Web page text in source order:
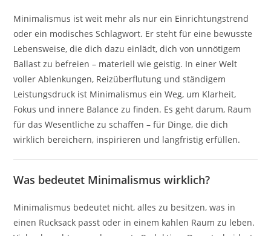
Minimalismus ist weit mehr als nur ein Einrichtungstrend
oder ein modisches Schlagwort. Er steht für eine bewusste
Lebensweise, die dich dazu einlädt, dich von unnötigem
Ballast zu befreien – materiell wie geistig. In einer Welt
voller Ablenkungen, Reizüberflutung und ständigem
Leistungsdruck ist Minimalismus ein Weg, um Klarheit,
Fokus und innere Balance zu finden. Es geht darum, Raum
für das Wesentliche zu schaffen – für Dinge, die dich
wirklich bereichern, inspirieren und langfristig erfüllen.
Was bedeutet Minimalismus wirklich?
Minimalismus bedeutet nicht, alles zu besitzen, was in
einen Rucksack passt oder in einem kahlen Raum zu leben.